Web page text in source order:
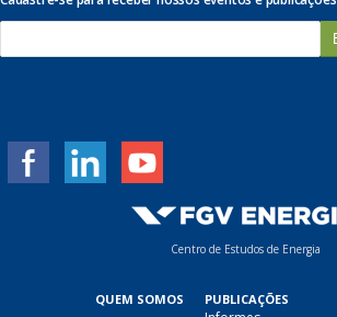
m
Centro de Estudos de Energia
QUEM SOMOS PUBLICAÇÕES